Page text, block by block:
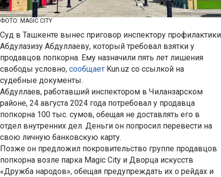
ФОТО: MAGIC CITY
Суд в Ташкенте вынес приговор инспектору профилактики
Абдулазизу Абдуллаеву, который требовал взятки у
продавцов попкорна. Ему назначили пять лет лишения
свободы условно, сообщает Kun.uz со ссылкой на
судебные документы.
Абдуллаев, работавший инспектором в Чиланзарском
районе, 24 августа 2024 года потребовал у продавца
попкорна 100 тыс. сумов, обещая не доставлять его в
отдел внутренних дел. Деньги он попросил перевести на
свою личную банковскую карту.
Позже он предложил покровительство группе продавцов
попкорна возле парка Magic City и Дворца искусств
«Дружба народов», обещая предупреждать их о рейдах и